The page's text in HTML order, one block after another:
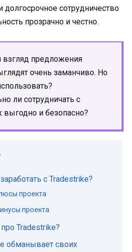
долгосрочное сотрудничество
прозрачно и честно.
предложения
очень заманчиво. Но
ли сотрудничать с
выгодно и безопасно?
с Tradestrike?
проекта
проекта
Tradestrike?
обманывает своих